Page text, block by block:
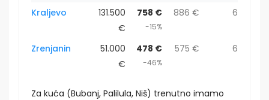
Kraljevo
131.500
€
758 €
-15%
886 € 6
Zrenjanin
51.000
€
478 €
-46%
575 € 6
Za kuća (Bubanj, Palilula, Niš) trenutno imamo